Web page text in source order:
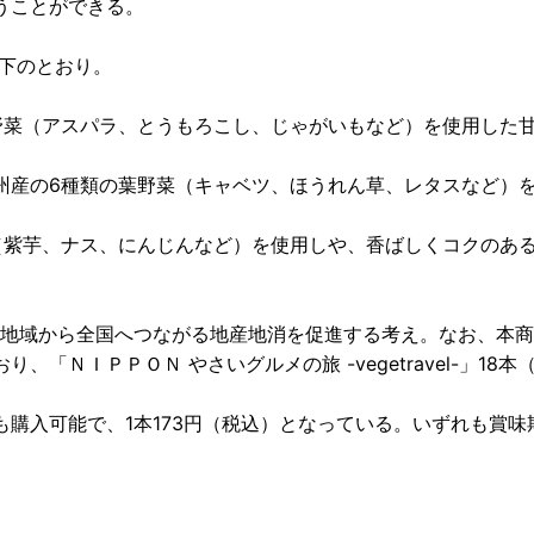
とができる。
のとおり。
（アスパラ、とうもろこし、じゃがいもなど）を使用した
の6種類の葉野菜（キャベツ、ほうれん草、レタスなど）
芋、ナス、にんじんなど）を使用しや、香ばしくコクのあ
域から全国へつながる地産地消を促進する考え。なお、本
り、「ＮＩＰＰＯＮ やさいグルメの旅 -vegetravel-」18本
入可能で、1本173円（税込）となっている。いずれも賞味